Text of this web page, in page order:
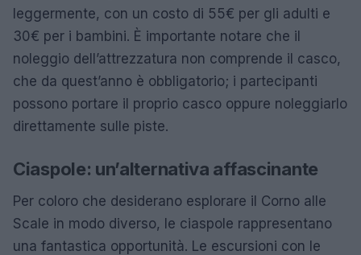
leggermente, con un costo di 55€ per gli adulti e
30€ per i bambini. È importante notare che il
noleggio dell’attrezzatura non comprende il casco,
che da quest’anno è obbligatorio; i partecipanti
possono portare il proprio casco oppure noleggiarlo
direttamente sulle piste.
Ciaspole: un’alternativa affascinante
Per coloro che desiderano esplorare il Corno alle
Scale in modo diverso, le ciaspole rappresentano
una fantastica opportunità. Le escursioni con le